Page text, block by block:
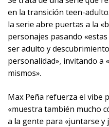
en la transición teen-
la serie abre puertas a la
personajes pasando
ser adulto y
personalidad», invitando a
mismos».
Max Peña refuerza el vibe
«muestra también mucho
a la gente para «juntarse